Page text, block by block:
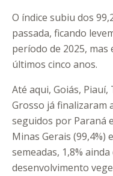
O índice subiu dos
passada, ficando
período de 2025, mas
últimos cinco anos.
Até aqui, Goiás,
Grosso já finalizaram
seguidos por Paraná
Minas Gerais (99,4%)
semeadas, 1,8%
desenvolvimento